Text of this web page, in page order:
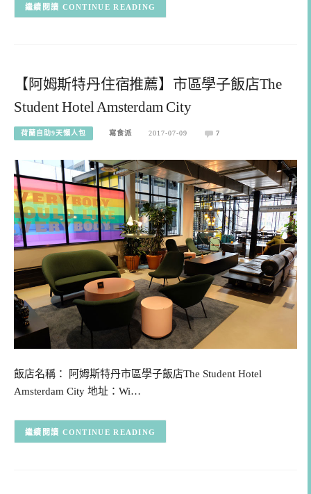
CONTINUE READING
【阿姆斯特丹住宿推薦】市區學子飯店The
Student Hotel Amsterdam City
荷蘭自助9天懶人包 寫食派 2017-07-09 7
飯店名稱： 阿姆斯特丹市區學子飯店The Student Hotel
Amsterdam City 地址：Wi…
CONTINUE READING